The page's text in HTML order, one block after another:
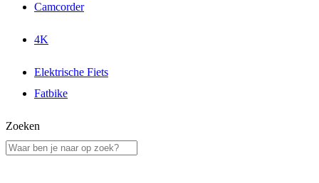
Camcorder
4K
Elektrische Fiets
Fatbike
Zoeken